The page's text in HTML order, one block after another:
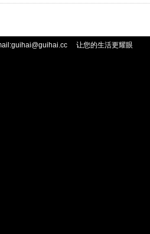
让您的生活更耀眼